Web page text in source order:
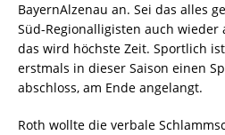
BayernAlzenau an. Sei das alles
Süd-Regionalligisten auch wieder
das wird höchste Zeit. Sportlich
erstmals in dieser Saison einen
abschloss, am Ende angelangt.
Roth wollte die verbale